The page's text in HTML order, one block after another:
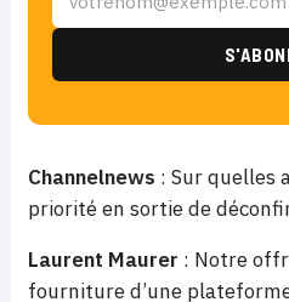
Channelnews : Sur quelles
priorité en sortie de
Laurent Maurer : Notre
fourniture d’une